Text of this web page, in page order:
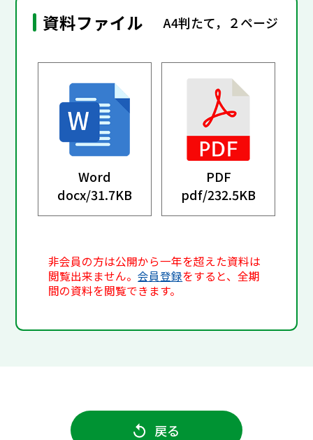
資料ファイル A4判たて，２ページ
Word
docx/31.7KB
PDF
pdf/232.5KB
非会員の方は公開から一年を超えた資料は
閲覧出来ません。会員登録をすると、全期
間の資料を閲覧できます。
戻る